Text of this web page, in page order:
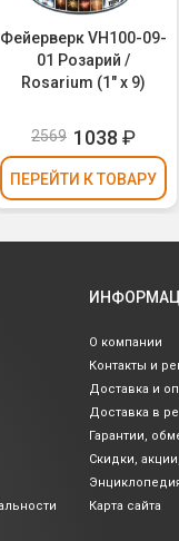
Фейерверк VH100-09-
01 Розарий /
Rosarium (1" х 9)
2569 1038 ₽
ПЕРЕЙТИ К ТОВАРУ
О компании
Контакты и
Доставка и
Доставка в
Гарантии,
Скидки,
Карта сайта